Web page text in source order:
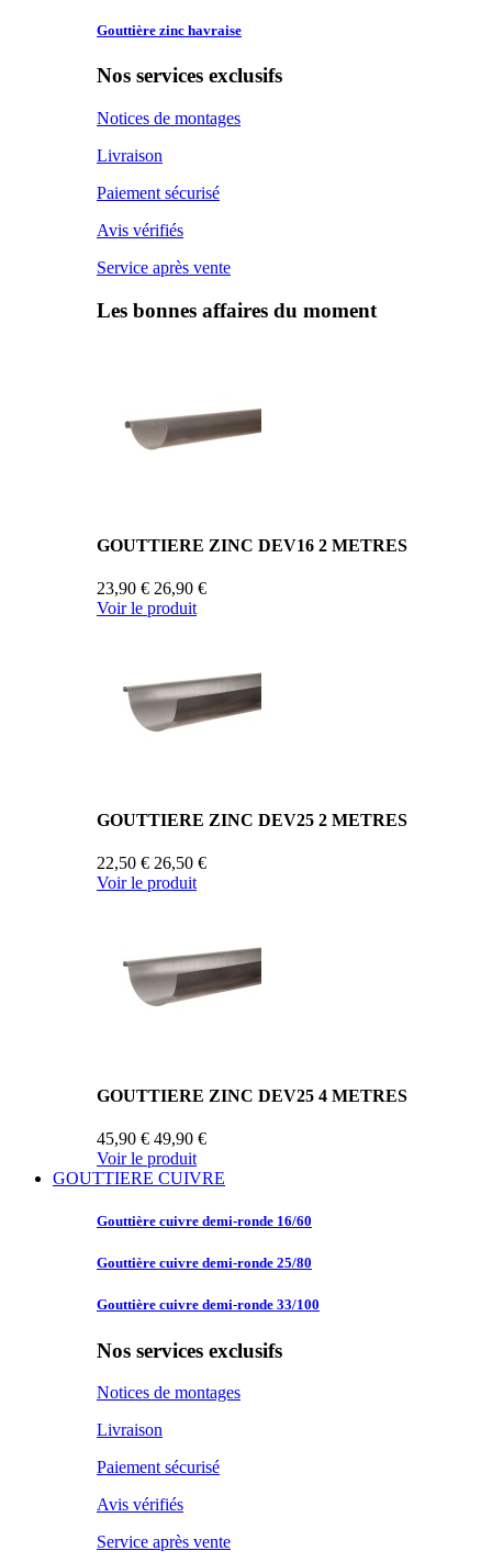
Gouttière zinc havraise
Nos services exclusifs
Notices de montages
Livraison
Paiement sécurisé
Avis vérifiés
Service après vente
Les bonnes affaires du moment
GOUTTIERE ZINC DEV16 2 METRES
23,90 € 26,90 €
Voir le produit
GOUTTIERE ZINC DEV25 2 METRES
22,50 € 26,50 €
Voir le produit
GOUTTIERE ZINC DEV25 4 METRES
45,90 € 49,90 €
Voir le produit
GOUTTIERE CUIVRE
Gouttière cuivre demi-ronde 16/60
Gouttière cuivre demi-ronde 25/80
Gouttière cuivre demi-ronde 33/100
Nos services exclusifs
Notices de montages
Livraison
Paiement sécurisé
Avis vérifiés
Service après vente